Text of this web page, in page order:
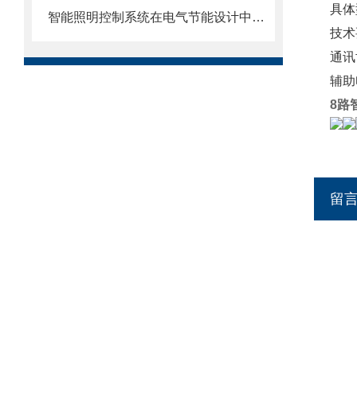
智能照明控制系统在电气节能设计中的应用
具
技
通
辅
8路
留